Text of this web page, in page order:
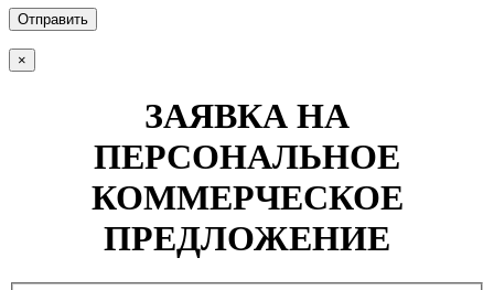
Отправить
×
ЗАЯВКА НА
ПЕРСОНАЛЬНОЕ
КОММЕРЧЕСКОЕ
ПРЕДЛОЖЕНИЕ